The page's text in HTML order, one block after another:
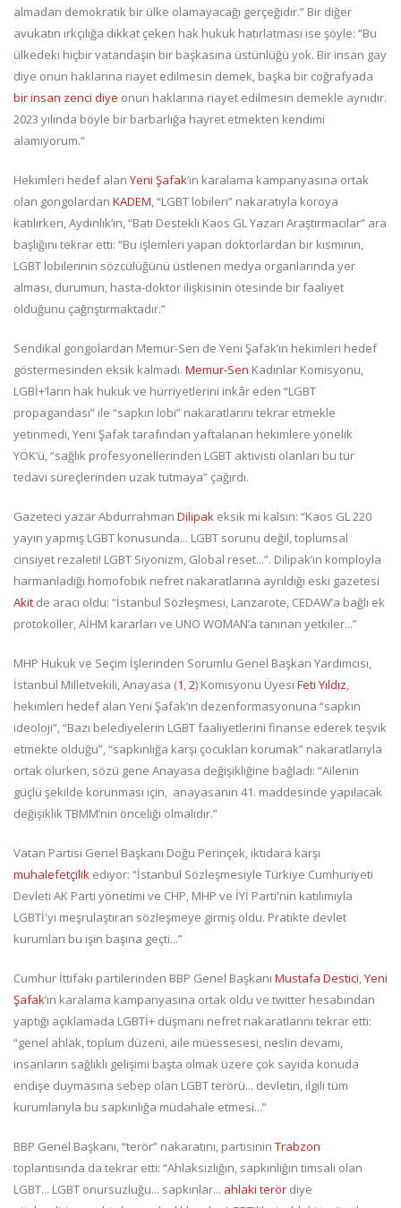
almadan demokratik bir ülke olamayacağı gerçeğidir.” Bir diğer
avukatın ırkçılığa dikkat çeken hak hukuk hatırlatması ise şöyle: “Bu
ülkedeki hiçbir vatandaşın bir başkasına üstünlüğü yok. Bir insan gay
diye onun haklarına riayet edilmesin demek, başka bir coğrafyada
bir insan zenci diye onun haklarına riayet edilmesin demekle aynıdır.
2023 yılında böyle bir barbarlığa hayret etmekten kendimi
alamıyorum.”
Hekimleri hedef alan Yeni Şafak’ın karalama kampanyasına ortak
olan gongolardan KADEM, “LGBT lobileri” nakaratıyla koroya
katılırken, Aydınlık’ın, “Batı Destekli Kaos GL Yazarı Araştırmacılar” ara
başlığını tekrar etti: “Bu işlemleri yapan doktorlardan bir kısmının,
LGBT lobilerinin sözcülüğünü üstlenen medya organlarında yer
alması, durumun, hasta-doktor ilişkisinin ötesinde bir faaliyet
olduğunu çağrıştırmaktadır.”
Sendikal gongolardan Memur-Sen de Yeni Şafak’ın hekimleri hedef
göstermesinden eksik kalmadı. Memur-Sen Kadınlar Komisyonu,
LGBİ+’ların hak hukuk ve hürriyetlerini inkâr eden “LGBT
propagandası” ile “sapkın lobi” nakaratlarını tekrar etmekle
yetinmedi, Yeni Şafak tarafından yaftalanan hekimlere yönelik
YÖK’ü, “sağlık profesyonellerinden LGBT aktivisti olanları bu tür
tedavi süreçlerinden uzak tutmaya” çağırdı.
Gazeteci yazar Abdurrahman Dilipak eksik mi kalsın: “Kaos GL 220
yayın yapmış LGBT konusunda... LGBT sorunu değil, toplumsal
cinsiyet rezaleti! LGBT Siyonizm, Global reset...”. Dilipak’ın komployla
harmanladığı homofobik nefret nakaratlarına ayrıldığı eski gazetesi
Akit de aracı oldu: “İstanbul Sözleşmesi, Lanzarote, CEDAW’a bağlı ek
protokoller, AİHM kararları ve UNO WOMAN’a tanınan yetkiler...”
MHP Hukuk ve Seçim İşlerinden Sorumlu Genel Başkan Yardımcısı,
İstanbul Milletvekili, Anayasa (1,2) Komisyonu Üyesi Feti Yıldız,
hekimleri hedef alan Yeni Şafak’ın dezenformasyonuna “sapkın
ideoloji”, “Bazı belediyelerin LGBT faaliyetlerini finanse ederek teşvik
etmekte olduğu”, “sapkınlığa karşı çocukları korumak” nakaratlarıyla
ortak olurken, sözü gene Anayasa değişikliğine bağladı: “Ailenin
güçlü şekilde korunması için, anayasanın 41. maddesinde yapılacak
değişiklik TBMM’nin önceliği olmalıdır.”
Vatan Partisi Genel Başkanı Doğu Perinçek, iktidara karşı
muhalefetçilik ediyor: “İstanbul Sözleşmesiyle Türkiye Cumhuriyeti
Devleti AK Parti yönetimi ve CHP, MHP ve İYİ Parti'nin katılımıyla
LGBTİ'yi meşrulaştıran sözleşmeye girmiş oldu. Pratikte devlet
kurumları bu işin başına geçti...”
Cumhur İttifakı partilerinden BBP Genel Başkanı Mustafa Destici,Yeni
Şafak’ın karalama kampanyasına ortak oldu ve twitter hesabından
yaptığı açıklamada LGBTİ+ düşmanı nefret nakaratlarını tekrar etti:
“genel ahlak, toplum düzeni, aile müessesesi, neslin devamı,
insanların sağlıklı gelişimi başta olmak üzere çok sayıda konuda
endişe duymasına sebep olan LGBT terörü... devletin, ilgili tüm
kurumlarıyla bu sapkınlığa müdahale etmesi...”
BBP Genel Başkanı, “terör” nakaratını, partisinin Trabzon
toplantısında da tekrar etti: “Ahlaksızlığın, sapkınlığın timsali olan
LGBT... LGBT onursuzluğu... sapkınlar... ahlaki terör diye